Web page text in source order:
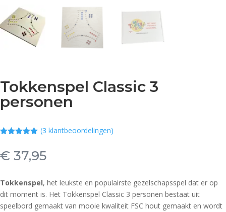
Tokkenspel Classic 3
personen
gebaseerd
op
klant
(3 klantbeoordelingen)
€ 37,95
Tokkenspel, het leukste en populairste gezelschapsspel dat er op
dit moment is. Het Tokkenspel Classic 3 personen bestaat uit
speelbord gemaakt van mooie kwaliteit FSC hout gemaakt en wordt